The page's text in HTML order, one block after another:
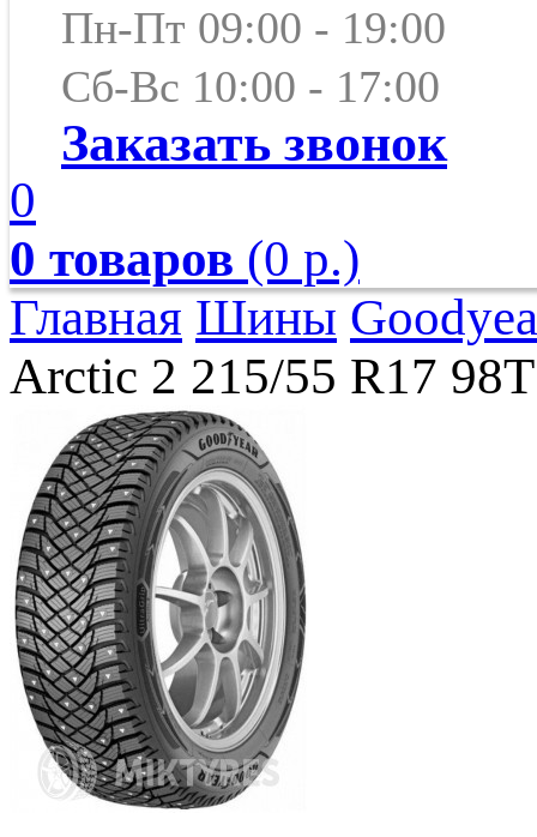
Пн-Пт 09:00 - 19:00
Сб-Вс 10:00 - 17:00
Заказать звонок
0
0 товаров (0 р.)
Главная Шины
Arctic 2 215/55 R17